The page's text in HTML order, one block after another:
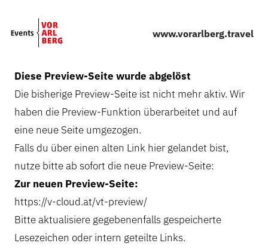
www.vorarlberg.travel
Diese Preview-Seite wurde abgelöst
Die bisherige Preview-Seite ist nicht mehr aktiv. Wir
haben die Preview-Funktion überarbeitet und auf
eine neue Seite umgezogen.
Falls du über einen alten Link hier gelandet bist,
nutze bitte ab sofort die neue Preview-Seite:
Zur neuen Preview-Seite:
https://v-cloud.at/vt-preview/
Bitte aktualisiere gegebenenfalls gespeicherte
Lesezeichen oder intern geteilte Links.